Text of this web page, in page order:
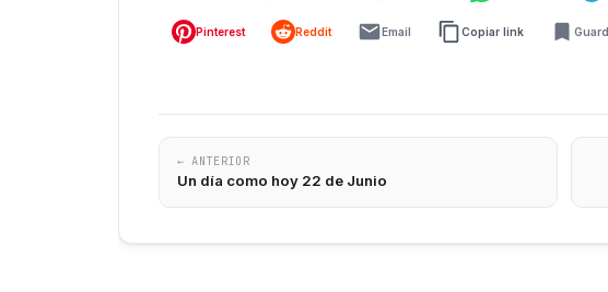
Pinterest Reddit Email Copiar link
← ANTERIOR
Un día como hoy 22 de Junio